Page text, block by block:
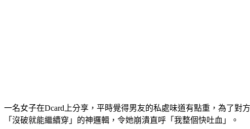
一名女子在Dcard上分享，平時覺得男友的私處味道有點重，為了
「沒破就能繼續穿」的神邏輯，令她崩潰直呼「我整個快吐血」。